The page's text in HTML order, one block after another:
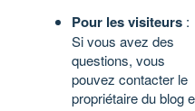
Pour les visiteurs :
Si vous avez des
questions, vous
pouvez contacter le
propriétaire du blog